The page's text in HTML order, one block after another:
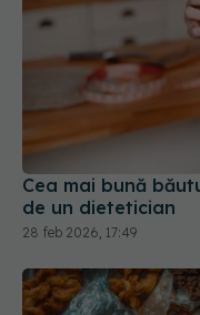
Cea mai bună
de un dietetician
28 feb 2026, 17:49